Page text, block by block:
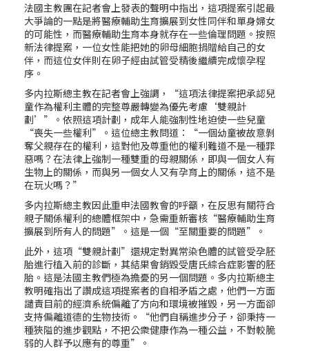
法國主教團在記者會上發表的聲明中指出，這項提案引起最
大爭論的一點是將醫療輔助生育擴展到女性同伴和單身婦女
的可能性，而醫療輔助生育本身就存在一些倫理問題。按照
新法律提案，一位女性能把她的卵母細胞捐贈給自己的女
伴，而這位女伴則在卵子經由試管受精後繼續完成懷孕程
序。
多内拉斯總主教在記者會上強調，“這項法律提案把承認兒
童作為權利主體的完整尊嚴轉變為優先考慮‘雙親計
劃’”。依照這項計劃，成年人能強制性地迫使一些兒童
“喪失一些權利”。這位總主教問道：“一個幼童被故意剝
奪父親存在的權利，這對他及尊重他的權利難道不是一種罪
惡嗎？在法律上強制一種雙重的母親關係，即與一個女人有
生物上的關係，而與另一個女人又有孕育上的關係，這不是
在玩火嗎？”
多内拉斯總主教因此重申法國教會的呼籲，在反思有關符合
親子關係權利的總體框架中，急需重新審核“醫療輔助生育
擴展到所有人的問題”。這是一個“至關重要的問題”。
此外，這項“雙親計劃”還規定對異常染色體的試管受孕胚
胎進行植入前的診斷，其結果會銷毀受唐氏綜合症影響的胚
胎。這是法國主教們極為擔憂的另一個問題。多内拉斯總主
教明確指出了讚成這項提案者的自相矛盾之處，他們一方面
譴責目前的經濟系統偏離了方向和環境被摧毀，另一方面卻
支持偏離道德的生物技術。“他們自稱進步分子，卻秉持一
種狹隘的進步觀點，不把公衆健康作為一種公益，不對較脆
弱的人群予以應有的尊重”。